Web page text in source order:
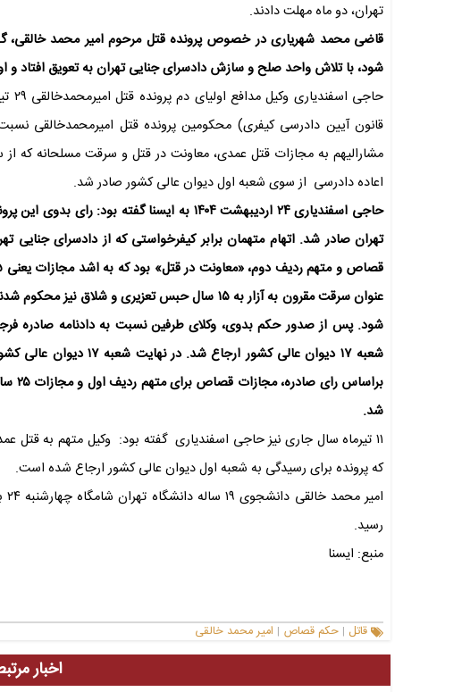
تهران، دو ماه مهلت دادند.
قاضی محمد شهریاری در خصوص پرونده قتل مرحوم امیر محمد خالقی،
شود، با تلاش واحد صلح و سازش دادسرای جنایی تهران به تعویق افتاد و
قانون آیین دادرسی کیفری) محکومین پرونده قتل امیرمحمدخالقی
مشارالیهم به مجازات قتل عمدی، معاونت در قتل و سرقت مسلحانه که
اعاده دادرسی از سوی شعبه اول دیوان عالی کشور صادر شد.
تهران صادر شد. اتهام متهمان برابر کیفرخواستی که از دادسرای جنایی
شود. پس از صدور حکم بدوی، وکلای طرفین نسبت به دادنامه صادره
شد.
۱۱ تیرماه سال جاری نیز حاجی اسفندیاری گفته بود: وکیل متهم به قتل
که پرونده برای رسیدگی به شعبه اول دیوان عالی کشور ارجاع شده است.
رسید.
منبع: ایسنا
قاتل | حکم قصاص | امیر محمد خالقی
اخبار